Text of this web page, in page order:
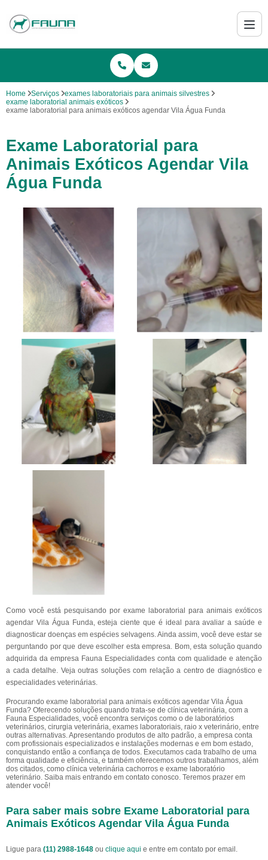
Home Serviços
exames laboratoriais para animais silvestres
exame laboratorial animais exóticos
exame laboratorial para animais exóticos agendar Vila Água Funda
Exame Laboratorial para
Animais Exóticos Agendar Vila
Água Funda
Como você está pesquisando por exame laboratorial para animais exóticos
agendar Vila Água Funda, esteja ciente que é ideal para avaliar a saúde e
diagnosticar doenças em espécies selvagens. Ainda assim, você deve estar se
perguntando por que deve escolher esta empresa. Bom, esta solução quando
adquirida da empresa Fauna Especialidades conta com qualidade e atenção
a cada detalhe. Veja outras soluções com relação a centro de diagnóstico e
especialidades veterinárias.
Procurando exame laboratorial para animais exóticos agendar Vila Água
Funda? Oferecendo soluções quando trata-se de clínica veterinária, com a
Fauna Especialidades, você encontra serviços como o de laboratórios
veterinários, cirurgia veterinária, exames laboratoriais, raio x veterinário, entre
outras alternativas. Apresentando produtos de alto padrão, a empresa conta
com profissionais especializados e instalações modernas e em bom estado,
conquistando então a confiança de todos. Executamos cada trabalho de uma
forma qualidade e eficiência, e também oferecemos outros trabalhamos, além
dos citados, como clínica veterinária cachorros e exame laboratório
veterinário. Saiba mais entrando em contato conosco. Teremos prazer em
atender você!
Para saber mais sobre Exame Laboratorial para
Animais Exóticos Agendar Vila Água Funda
Ligue para (11) 2988-1648 ou clique aqui e entre em contato por email.